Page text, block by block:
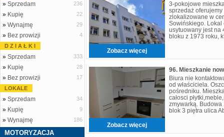
» Sprzedam 236
» Kupię 22
» Wynajmę 29
» Bez prowizji
4
D Z I A Ł K I
» Sprzedam 333
» Kupię 28
» Bez prowizji
17
LOKALE
» Sprzedam 34
» Kupię 9
» Wynajmę 186
MOTORYZACJA
Zobacz więcej
3-pokojowe
sprzedaż
zlokalizowane w
Sowińskiego. Lokal
usytuowany jest na
bloku z 1973 roku,
Zobacz więcej
96. Mieszkanie
Biura nie
od właściciela.
pośredniku.
całosci
zmywarką.
blok 3 piętra ulica